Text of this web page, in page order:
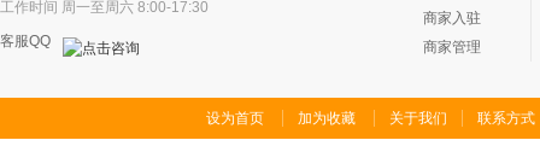
工作时间 周一至周六 8:00-17:30
客服QQ
商家入驻
商家管理
设为首页 加为收藏 关于我们 联系方式